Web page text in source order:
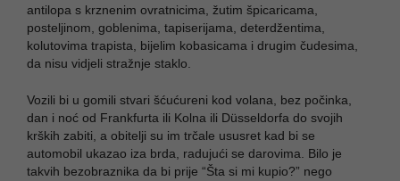
antilopa s krznenim ovratnicima, žutim špicaricama,
posteljinom, goblenima, tapiserijama, deterdžentima,
kolutovima trapista, bijelim kobasicama i drugim čudesima,
da nisu vidjeli stražnje staklo.
Vozili bi u gomili stvari šćućureni kod volana, bez počinka,
dan i noć od Frankfurta ili Kolna ili Düsseldorfa do svojih
krških zabiti, a obitelji su im trčale ususret kad bi se
automobil ukazao iza brda, radujući se darovima. Bilo je
takvih bezobraznika da bi prije “Šta si mi kupio?” nego